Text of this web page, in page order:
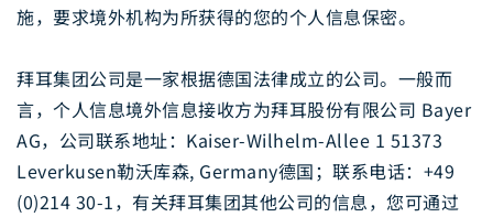
施，要求境外机构为所获得的您的个人信息保密。
拜耳集团公司是一家根据德国法律成立的公司。一般而
言，个人信息境外信息接收方为拜耳股份有限公司 Bayer
AG，公司联系地址：Kaiser-Wilhelm-Allee 1 51373
Leverkusen勒沃库森, Germany德国；联系电话：+49
(0)214 30-1，有关拜耳集团其他公司的信息，您可通过